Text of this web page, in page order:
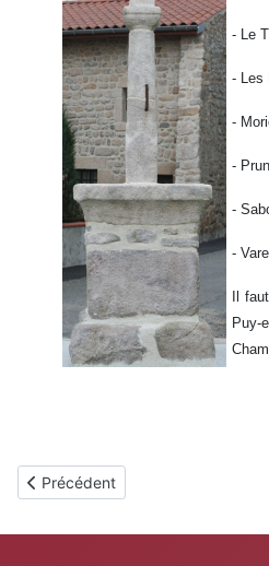
- Le
- Les
-
-
-
-
Il
Puy-
Article précédent : Chazelles-sur-
Précédent